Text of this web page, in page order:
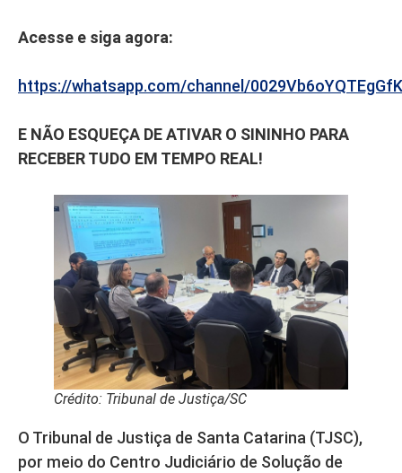
Acesse e siga agora:
https://whatsapp.com/channel/
E NÃO ESQUEÇA DE ATIVAR O SININHO PARA
RECEBER TUDO EM TEMPO REAL!
Crédito: Tribunal de Justiça/SC
O Tribunal de Justiça de Santa Catarina (TJSC),
por meio do Centro Judiciário de Solução de